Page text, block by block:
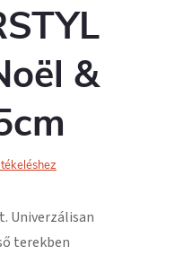
&
Univerzálisan
terekben